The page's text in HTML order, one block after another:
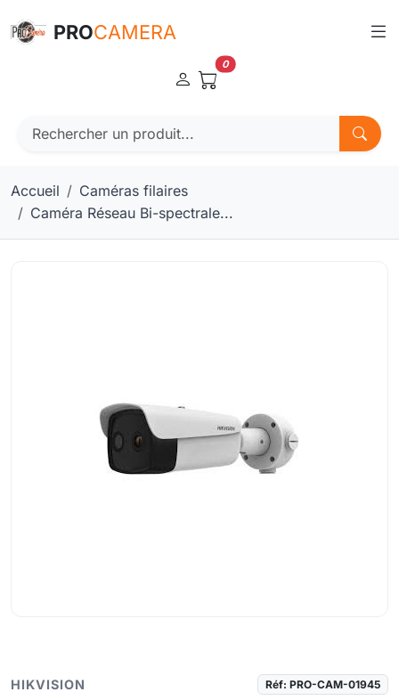
PROCAMERA
0
Accueil
Caméras filaires
Caméra Réseau Bi-spectrale...
HIKVISION Réf: PRO-CAM-01945